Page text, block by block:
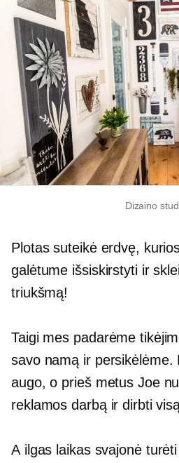
Dizaino
Plotas suteikė erdvę,
galėtume išsiskirstyti ir
triukšmą!
Taigi mes padarėme
savo namą ir persikėlėme.
augo, o prieš metus Joe
reklamos darbą ir dirbti
A ilgas laikassvajonė